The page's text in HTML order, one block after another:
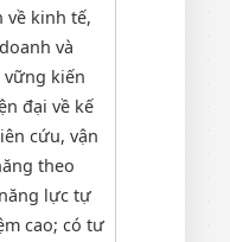
về kinh tế,
và
kiến
đại về kế
cứu, vận
theo
lực tự
cao; có tư